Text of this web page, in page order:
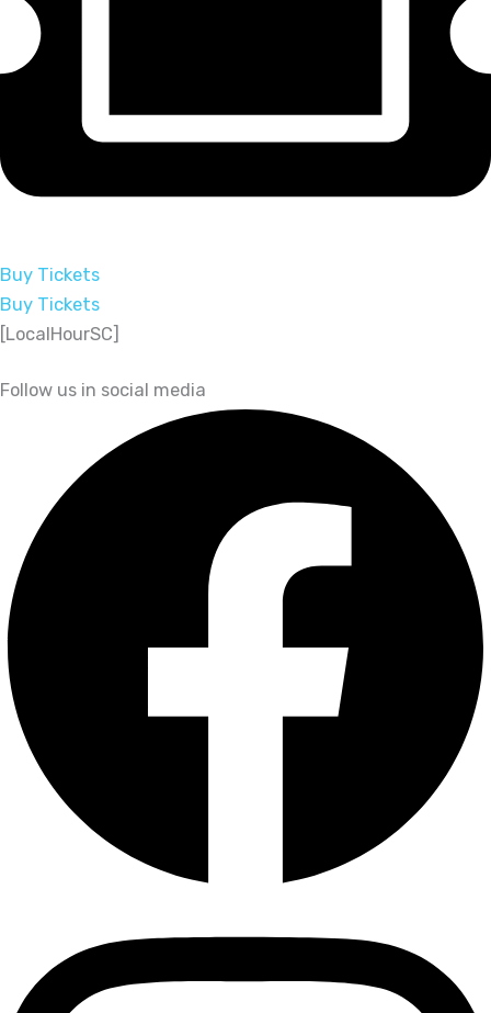
Buy Tickets
Buy Tickets
[LocalHourSC]
Follow us in social media